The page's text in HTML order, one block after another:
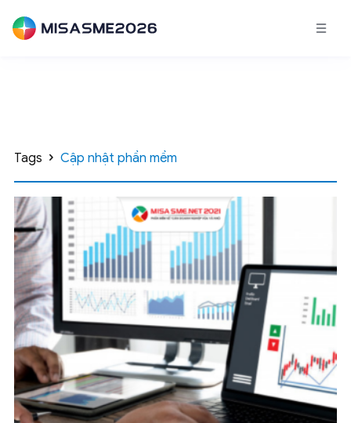
Tags Cập nhật phần mềm